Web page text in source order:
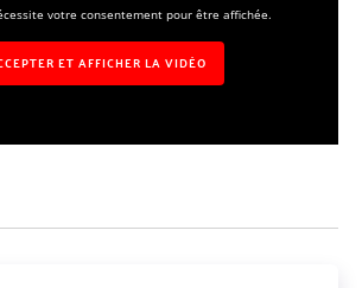
votre consentement pour être affichée.
ET AFFICHER LA VIDÉO